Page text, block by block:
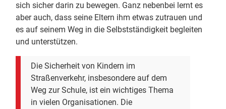
sich sicher darin zu bewegen. Ganz nebenbei lernt es
aber auch, dass seine Eltern ihm etwas zutrauen und
es auf seinem Weg in die Selbstständigkeit begleiten
und unterstützen.
Die Sicherheit von Kindern im
Straßenverkehr, insbesondere auf dem
Weg zur Schule, ist ein wichtiges Thema
in vielen Organisationen. Die